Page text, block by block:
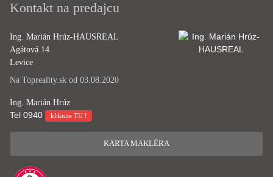
Kontakt na predajcu
Ing. Marián Hrúz-HAUSREAL
Agátová 14
Levice
Na Topreality.sk od 03.08.2020
Ing. Marián Hrúz
Tel 0940 kliknite TU !
KARTA MAKLÉRA